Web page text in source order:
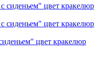
цвет кракелюр